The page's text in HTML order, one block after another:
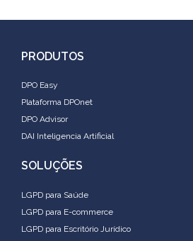
PRODUTOS
DPO Easy
Plataforma DPOnet
DPO Advisor
DAI Inteligencia Artificial
SOLUÇÕES
LGPD para Saúde
LGPD para E-commerce
LGPD para Escritório Jurídico